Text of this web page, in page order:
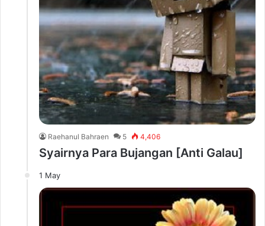
Raehanul Bahraen 5 4,406
Syairnya Para Bujangan [Anti Galau]
1 May